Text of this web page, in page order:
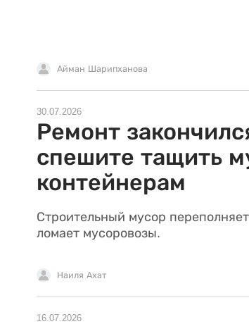
Айман Шарипханова
30.07.2026
Ремонт
спешите тащить
контейнерам
Строительный мусор
ломает мусоровозы.
Наиля Ахат
16.07.2026